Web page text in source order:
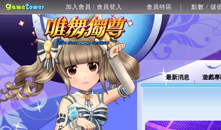
加入會員 | 會員登入 會員特區 點數 / 儲
最新消息 遊戲